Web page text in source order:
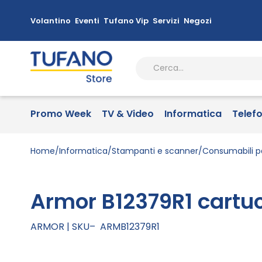
Volantino Eventi Tufano Vip Servizi Negozi
Promo Week TV & Video Informatica
Home Informatica Stampanti e scanner Consumabili
Armor B12379R1
ARMOR SKU ARMB12379R1